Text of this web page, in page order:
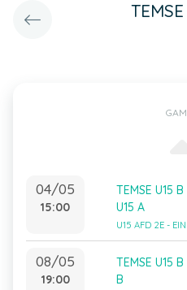
04/05
15:00
TEMSE U15
U15 A
U15 AFD 2E -
08/05
19:00
TEMSE U15
B